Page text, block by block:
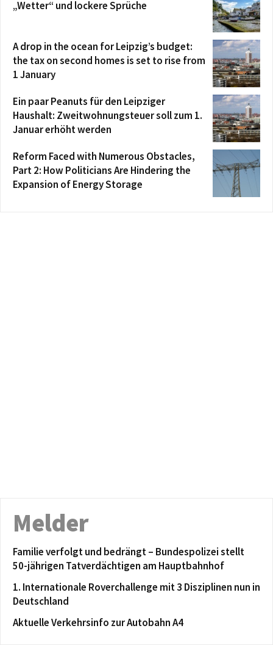
„Wetter“ und lockere Sprüche
A drop in the ocean for Leipzig’s budget:
the tax on second homes is set to rise from
1 January
Ein paar Peanuts für den Leipziger
Haushalt: Zweitwohnungsteuer soll zum 1.
Januar erhöht werden
Reform Faced with Numerous Obstacles,
Part 2: How Politicians Are Hindering the
Expansion of Energy Storage
Melder
Familie verfolgt und bedrängt – Bundespolizei stellt
50-jährigen Tatverdächtigen am Hauptbahnhof
1. Internationale Roverchallenge mit 3 Disziplinen nun in
Deutschland
Aktuelle Verkehrsinfo zur Autobahn A4